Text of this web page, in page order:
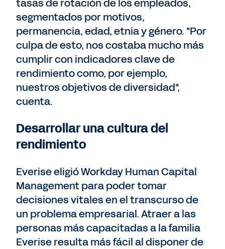
tasas de rotación de los empleados,
segmentados por motivos,
permanencia, edad, etnia y género. "Por
culpa de esto, nos costaba mucho más
cumplir con indicadores clave de
rendimiento como, por ejemplo,
nuestros objetivos de diversidad",
cuenta.
Desarrollar una cultura del
rendimiento
Everise eligió Workday Human Capital
Management para poder tomar
decisiones vitales en el transcurso de
un problema empresarial. Atraer a las
personas más capacitadas a la familia
Everise resulta más fácil al disponer de